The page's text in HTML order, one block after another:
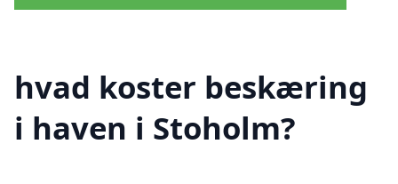
hvad koster beskæring
i haven i Stoholm?